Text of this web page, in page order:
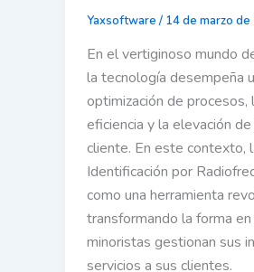
Yaxsoftware / 14 de marzo
En el vertiginoso mundo
la tecnología desempeña
optimización de procesos,
eficiencia y la elevación
cliente. En este contexto,
Identificación por
como una herramienta
transformando la forma
minoristas gestionan sus
servicios a sus clientes.